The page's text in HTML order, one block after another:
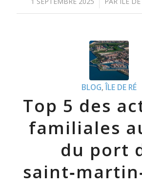
BLOG,ÎLE DE RÉ
Top 5 des
familiales
du port